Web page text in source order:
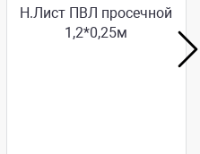
Н.Лист ПВЛ просечной
1,2*0,25м